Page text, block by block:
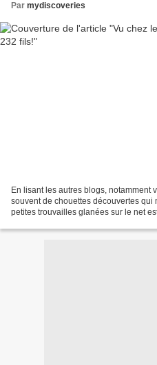
Par mydiscoveries
En lisant les autres blogs, notamment
souvent de chouettes découvertes
petites trouvailles glanées sur le net